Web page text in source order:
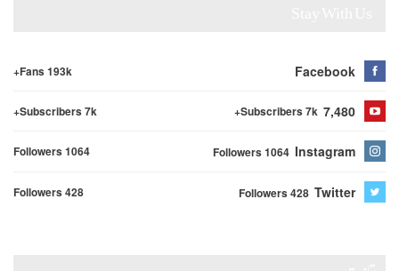
Facebook
Fans 193k+
7,480
Subscribers 7k+
Subscribers 7k+
Instagram
Followers 1064
Followers 1064
Twitter
Followers 428
Followers 428